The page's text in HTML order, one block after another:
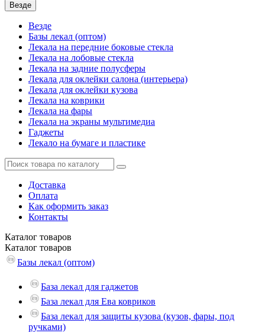
Везде
Везде
Базы лекал (оптом)
Лекала на передние боковые стекла
Лекала на лобовые стекла
Лекала на задние полусферы
Лекала для оклейки салона (интерьера)
Лекала для оклейки кузова
Лекала на коврики
Лекала на фары
Лекала на экраны мультимедиа
Гаджеты
Лекало на бумаге и пластике
Доставка
Оплата
Как оформить заказ
Контакты
Каталог товаров
Каталог товаров
Базы лекал (оптом)
База лекал для гаджетов
База лекал для Ева ковриков
База лекал для защиты кузова (кузов, фары, под
ручками)